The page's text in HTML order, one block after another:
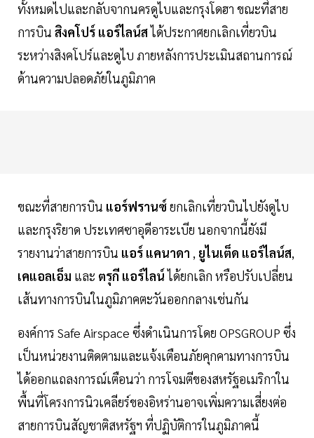
ทั้งหมดไปและกลับจากนครดูไบและกรุงโดฮา ขณะที่สาย
การบิน สิงคโปร์ แอร์ไลน์สได้ประกาศยกเลิกเที่ยวบิน
ระหว่างสิงคโปร์และดูไบ ภายหลังการประเมินสถานการณ์
ด้านความปลอดภัยในภูมิภาค
ขณะที่สายการบิน แอร์ฟรานซ์ยกเลิกเที่ยวบินไปยังดูไบ
และกรุงริยาด ประเทศซาอุดีอาระเบีย นอกจากนี้ยังมี
รายงานว่าสายการบิน แอร์ แคนาดา , ยูไนเต็ด แอร์ไลน์ส,
เคแอลเอ็ม และ ตรุกี แอร์ไลน์ได้ยกเลิก หรือปรับเปลี่ยน
เส้นทางการบินในภูมิภาคตะวันออกกลางเช่นกัน
องค์การ Safe Airspace ซึ่งดำเนินการโดย OPSGROUP ซึ่ง
เป็นหน่วยงานติดตามและแจ้งเตือนภัยคุกคามทางการบิน
ได้ออกแถลงการณ์เตือนว่า การโจมตีของสหรัฐอเมริกาใน
พื้นที่โครงการนิวเคลียร์ของอิหร่านอาจเพิ่มความเสี่ยงต่อ
สายการบินสัญชาติสหรัฐฯ ที่ปฏิบัติการในภูมิภาคนี้